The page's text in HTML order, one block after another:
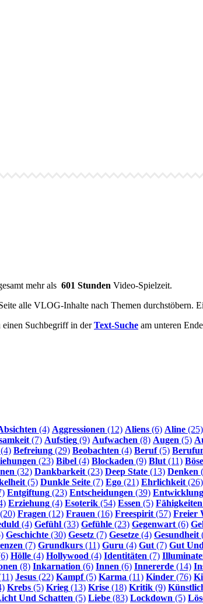
mehr als 601 Stunden Video-Spielzeit.
alle VLOG-Inhalte nach Themen durchstöbern.
Suchbegriff in derText-Suche am unteren
(4) Aggressionen (12) Aliens (6) Aline (25)
(7) Aufstieg (9) Aufwachen (8) Augen (5)
(4) Befreiung (29) Beobachten (4) Beruf(5)
(23) Bibel (4) Blockaden (9) Blut (11) Böse
(32) Dankbarkeit (23) Deep State (13) Denken
(5) Dunkle Seite (7) Ego (21) Ehrlichkeit (26)
Entgiftung (23) Entscheidungen (39) Entwicklung
Erziehung (4) Esoterik (54) Essen (5) Fähigkeiten
(20) Fragen (12) Frauen (16) Freespirit (57) Freier
(4) Gefühl (33) Gefühle (23) Gegenwart (6)
Geschichte (30) Gesetz (7) Gesetze (4) Gesundheit
(7) Grundkurs (11) Guru (4) Gut (7) Gut
Hölle (4) Hollywood (4) Identitäten (7)
(8) Inkarnation (6) Innen (6) Innererde (14)
Jesus (22) Kampf(5) Karma (11) Kinder (76)
Krebs (5) Krieg (13) Krise (18) Kritik (9)
Und Schatten (5) Liebe (83) Lockdown (5)